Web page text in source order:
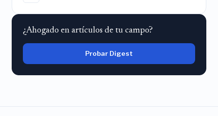
¿Ahogado en artículos de tu campo?
Probar Digest